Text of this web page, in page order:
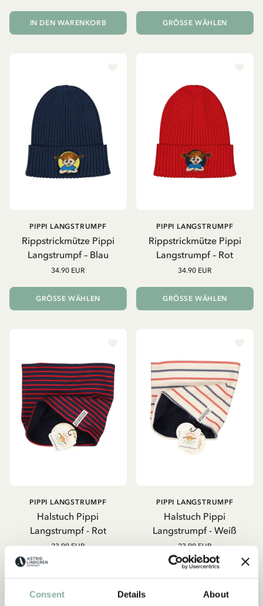
Consent Details About
IN DEN WARENKORB GRÖSSE WÄHLEN
Rippstrickmütze Pippi
Langstrumpf – Blau
PIPPI LANGSTRUMPF
34.90 EUR
GRÖSSE WÄHLEN
Rippstrickmütze Pippi
Langstrumpf – Rot
PIPPI LANGSTRUMPF
34.90 EUR
GRÖSSE WÄHLEN
Halstuch Pippi
Langstrumpf - Rot
PIPPI LANGSTRUMPF
23.90 EUR
Halstuch Pippi
Langstrumpf - Weiß
PIPPI LANGSTRUMPF
23.90 EUR